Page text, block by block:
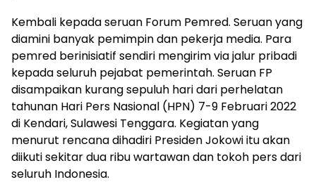
Kembali kepada seruan Forum Pemred. Seruan yang
diamini banyak pemimpin dan pekerja media. Para
pemred berinisiatif sendiri mengirim via jalur pribadi
kepada seluruh pejabat pemerintah. Seruan FP
disampaikan kurang sepuluh hari dari perhelatan
tahunan Hari Pers Nasional (HPN) 7-9 Februari 2022
di Kendari, Sulawesi Tenggara. Kegiatan yang
menurut rencana dihadiri Presiden Jokowi itu akan
diikuti sekitar dua ribu wartawan dan tokoh pers dari
seluruh Indonesia.